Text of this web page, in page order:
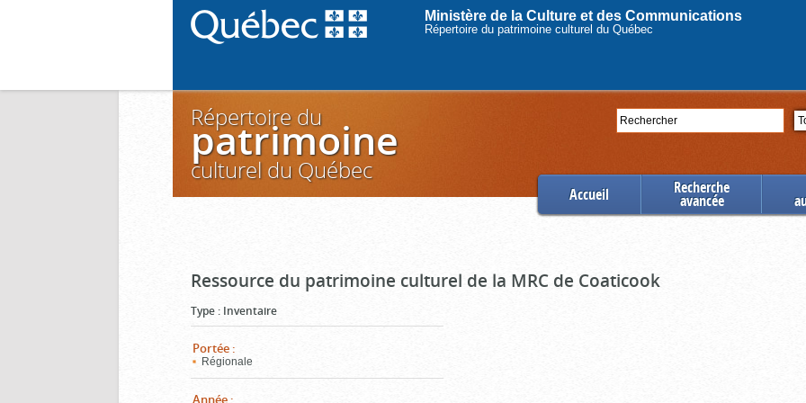
Ministère de la Culture et des Communications
Répertoire du patrimoine culturel du Québec
Rechercher
Répertoire du
patrimoine
culturel du Québec
Accueil Recherche
avancée
Ressource du patrimoine culturel de la MRC de Coaticook
Type : Inventaire
Portée :
Régionale